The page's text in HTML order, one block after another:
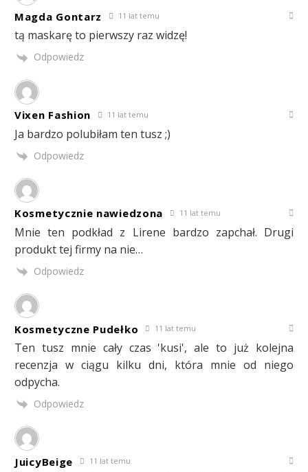
Magda Gontarz 11 lat temu
tą maskarę to pierwszy raz widzę!
Odpowiedz
Vixen Fashion 11 lat temu
Ja bardzo polubiłam ten tusz ;)
Odpowiedz
Kosmetycznie nawiedzona 11 lat temu
Mnie ten podkład z Lirene bardzo zapchał. Drugi
produkt tej firmy na nie…
Odpowiedz
Kosmetyczne Pudełko 11 lat temu
Ten tusz mnie cały czas 'kusi', ale to już kolejna
recenzja w ciągu kilku dni, która mnie od niego
odpycha.
Odpowiedz
JuicyBeige 11 lat temu